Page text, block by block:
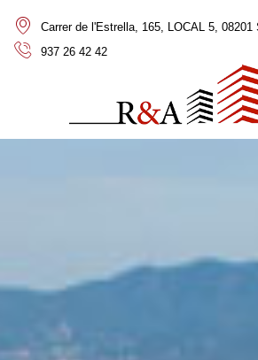
Carrer de l'Estrella, 165, LOCAL 5, 08201
937 26 42 42